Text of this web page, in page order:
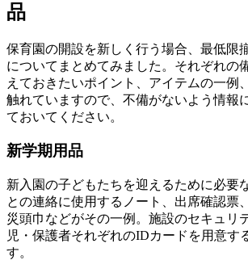
品
保育園の開設を新しく行う場合、最低限
についてまとめてみました。それぞれの
えておきたいポイント、アイテムの一例
触れていますので、不備がないよう情報
ておいてください。
新学期用品
新入園の子どもたちを迎えるために必要
との連絡に使用するノート、出席確認票
災頭巾などがその一例。施設のセキュリ
児・保護者それぞれのIDカードを用意す
す。